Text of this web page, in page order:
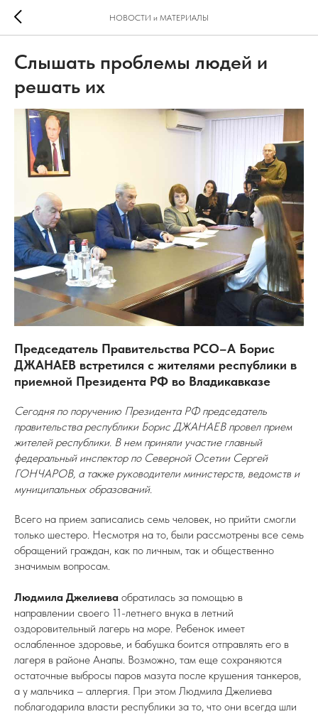
НОВОСТИ и МАТЕРИАЛЫ
Слышать проблемы людей и
решать их
Председатель Правительства РСО–А Борис
ДЖАНАЕВ встретился с жителями республики в
приемной Президента РФ во Владикавказе
Сегодня по поручению Президента РФ председатель
правительства республики Борис ДЖАНАЕВ провел прием
жителей республики. В нем приняли участие главный
федеральный инспектор по Северной Осетии Сергей
ГОНЧАРОВ, а также руководители министерств, ведомств и
муниципальных образований.
Всего на прием записались семь человек, но прийти смогли
только шестеро. Несмотря на то, были рассмотрены все семь
обращений граждан, как по личным, так и общественно
значимым вопросам.
Людмила Джелиева обратилась за помощью в
направлении своего 11-летнего внука в летний
оздоровительный лагерь на море. Ребенок имеет
ослабленное здоровье, и бабушка боится отправлять его в
лагеря в районе Анапы. Возможно, там еще сохраняются
остаточные выбросы паров мазута после крушения танкеров,
а у мальчика – аллергия. При этом Людмила Джелиева
поблагодарила власти республики за то, что они всегда шли